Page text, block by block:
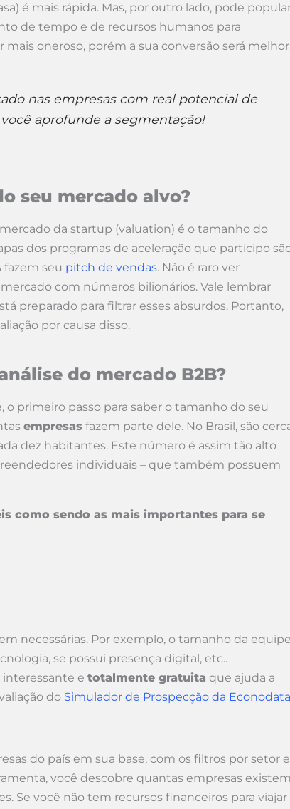
é mais rápida. Mas, por outro lado, pode
de tempo e de recursos humanos para
oneroso, porém a sua conversão será
nas empresas com real potencial de
aprofunde a segmentação!
seu mercado alvo?
da startup (valuation) é o tamanho do
dos programas de aceleração que participo
seu pitch de vendas. Não é raro ver
com números bilionários. Vale lembrar
preparado para filtrar esses absurdos. Portanto,
por causa disso.
do mercado B2B?
o primeiro passo para saber o tamanho do seu
empresas fazem parte dele. No Brasil, são
dez habitantes. Este número é assim tão alto
individuais – que também possuem
como sendo as mais importantes para se
necessárias. Por exemplo, o tamanho da
se possui presença digital, etc..
e totalmente gratuita que ajuda a
do Simulador de Prospecção da Econodata
do país em sua base, com os filtros por setor e
você descobre quantas empresas
Se você não tem recursos financeiros para viajar